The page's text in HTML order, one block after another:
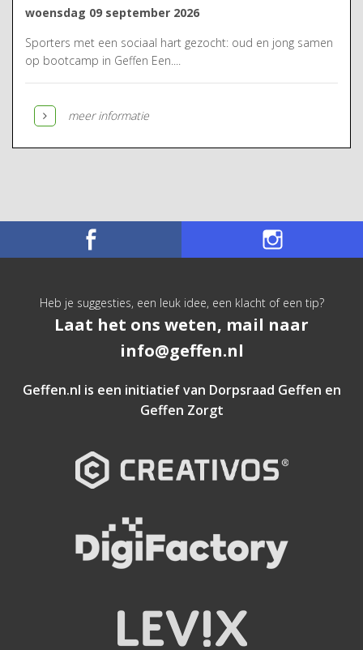
woensdag 09 september 2026
Sporters met een sociaal hart gezocht: oud en jong samen
op bootcamp in Geffen Een....
meer informatie
Heb je suggesties, een leuk idee, een klacht of een tip?
Laat het ons weten, mail naar
info@geffen.nl
Geffen.nl is een initiatief van Dorpsraad Geffen en
Geffen Zorgt